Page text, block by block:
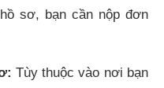
sơ, bạn cần nộp đơn
Tùy thuộc vào nơi bạn